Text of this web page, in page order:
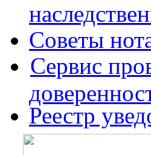
Советы
Сервис
Реестр